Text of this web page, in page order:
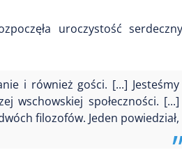
uroczystość
i również gości. [...] Jesteśmy
wschowskiej społeczności. [...]
filozofów. Jeden powiedział,